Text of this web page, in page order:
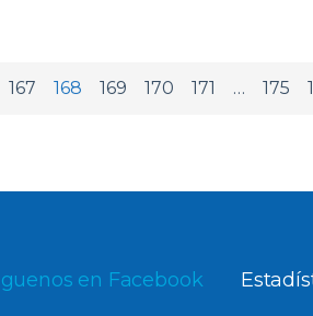
167 168 169 170 171 … 175
en Facebook